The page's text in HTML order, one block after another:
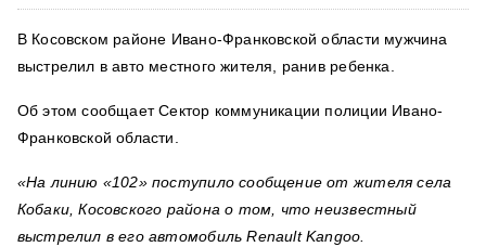
В Косовском районе Ивано-Франковской области мужчина
выстрелил в авто местного жителя, ранив ребенка.
Об этом сообщает Сектор коммуникации полиции Ивано-
Франковской области.
«На линию «102» поступило сообщение от жителя села
Кобаки, Косовского района о том, что неизвестный
выстрелил в его автомобиль Renault Kangoo.